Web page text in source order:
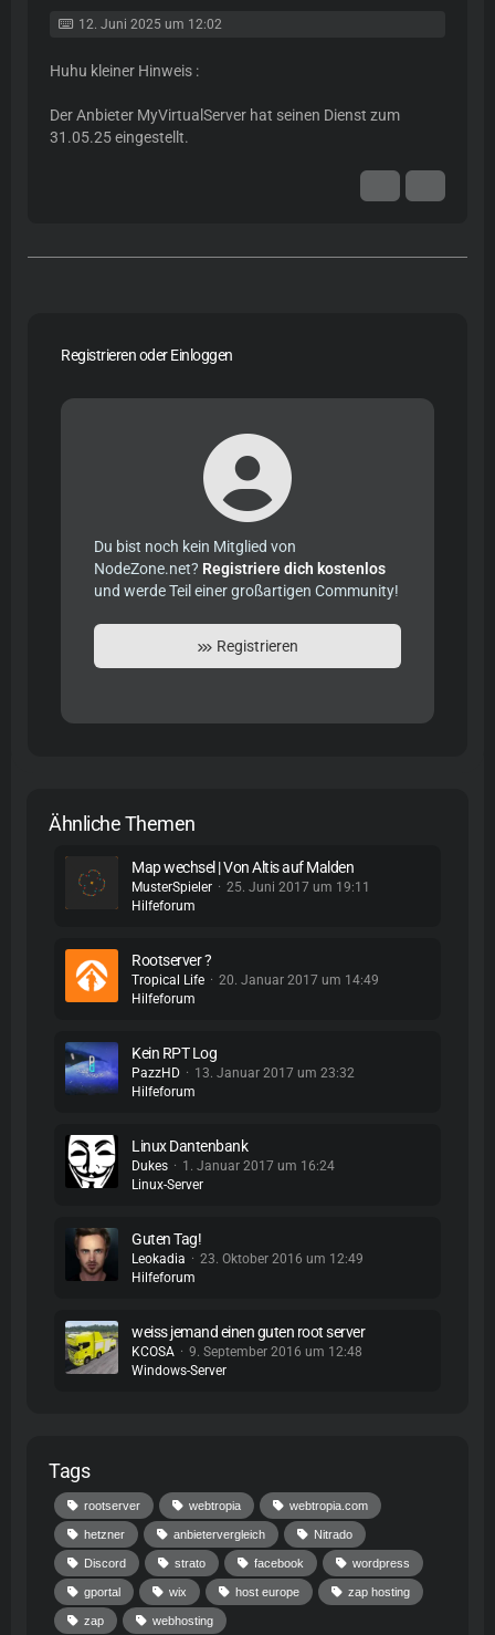
12. Juni 2025 um 12:02
Huhu kleiner Hinweis :
Der Anbieter MyVirtualServer hat seinen Dienst zum
31.05.25 eingestellt.
Registrieren oder Einloggen
Du bist noch kein Mitglied von
NodeZone.net? Registriere dich kostenlos
und werde Teil einer großartigen Community!
Registrieren
Ähnliche Themen
Map wechsel | Von Altis auf Malden
MusterSpieler
25. Juni 2017 um 19:11
Hilfeforum
Rootserver ?
Tropical Life
20. Januar 2017 um 14:49
Hilfeforum
Kein RPT Log
PazzHD
13. Januar 2017 um 23:32
Hilfeforum
Linux Dantenbank
Dukes
1. Januar 2017 um 16:24
Linux-Server
Guten Tag!
Leokadia
23. Oktober 2016 um 12:49
Hilfeforum
weiss jemand einen guten root server
KCOSA
9. September 2016 um 12:48
Windows-Server
Tags
rootserver webtropia webtropia.com
hetzner anbietervergleich Nitrado
Discord strato facebook wordpress
gportal wix host europe zap hosting
zap webhosting